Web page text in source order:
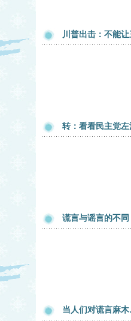
川普出击：不能
转：看看民主党
谎言与谣言的不同
当人们对谎言麻